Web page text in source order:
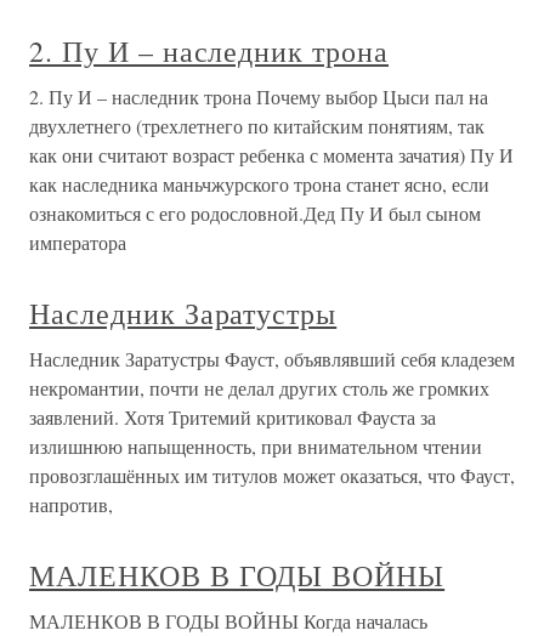
2. Пу И – наследник трона
2. Пу И – наследник трона Почему выбор Цыси пал на
двухлетнего (трехлетнего по китайским понятиям, так
как они считают возраст ребенка с момента зачатия) Пу И
как наследника маньчжурского трона станет ясно, если
ознакомиться с его родословной.Дед Пу И был сыном
императора
Наследник Заратустры
Наследник Заратустры Фауст, объявлявший себя кладезем
некромантии, почти не делал других столь же громких
заявлений. Хотя Тритемий критиковал Фауста за
излишнюю напыщенность, при внимательном чтении
провозглашённых им титулов может оказаться, что Фауст,
напротив,
МАЛЕНКОВ В ГОДЫ ВОЙНЫ
МАЛЕНКОВ В ГОДЫ ВОЙНЫ Когда началась